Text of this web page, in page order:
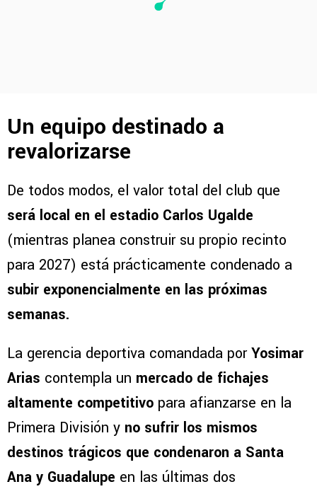
Un equipo destinado a
revalorizarse
De todos modos, el valor total del club que
será local en el estadio Carlos Ugalde
(mientras planea construir su propio recinto
para 2027) está prácticamente condenado a
subir exponencialmente en las próximas
semanas.
La gerencia deportiva comandada porYosimar
Arias contempla un mercado de fichajes
altamente competitivo para afianzarse en la
Primera División y no sufrir los mismos
destinos trágicos que condenaron a Santa
Ana y Guadalupe en las últimas dos